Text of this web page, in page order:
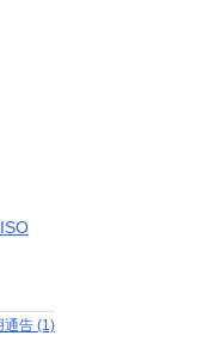
ISO
通告 (1)